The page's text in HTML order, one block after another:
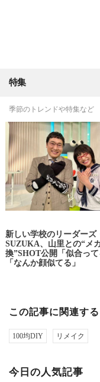
特集
季節のトレンドや特集など
新しい学校のリーダーズ
SUZUKA、山里との“メ
換”SHOT公開「似合って
「なんか顔似てる」
この記事に関連す
100均DIY リメイク
今日の人気記事